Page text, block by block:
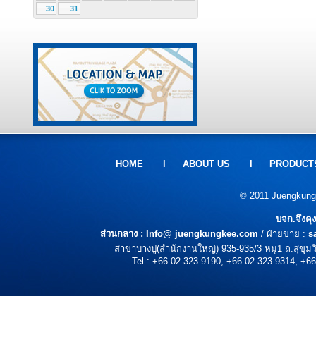
30
31
HOMEl ABOUT US
© 2011
บจก.จึงคุ
ส่วนกลาง : Info@ juengkungkee.com / ฝ่ายขาย :
สาขาบางปู(สำนักงานใหญ่) 935-935/3 หมู่1 ถ.สุขุ
Tel : +66 02-323-9190, +66 02-323-9314,